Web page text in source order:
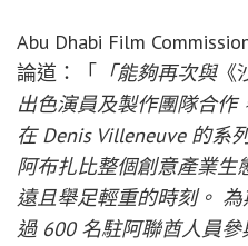
Abu Dhabi Film
論道：「 「能夠再次與《
出色演員及製作團隊合作
在 Denis Villeneuve 的系
阿布扎比整個創意產業生
遠且舉足輕重的時刻。
過 600 名駐阿聯酋人員